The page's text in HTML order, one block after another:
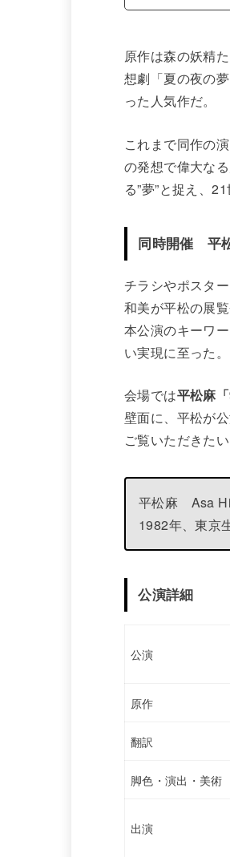
原作は森の妖精
想劇「夏の夜の
った人気作だ。
これまで同作の
の発想で偉大な
る”夢”と捉え、
同時開催 平
チラシやポスタ
和美が平松の展
本公演のキーワ
い実現に至った。
会場では平松麻
壁面に、平松が
ご覧いただきたい
平松麻 Asa
1982年、東京
公演詳細
公演
原作
翻訳
脚色・演出・美術
出演